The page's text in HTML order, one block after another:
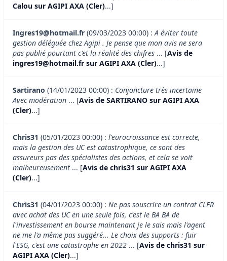
Calou sur AGIPI AXA (Cler)...]
Ingres19@hotmail.fr (09/03/2023 00:00) :A éviter toute
gestion déléguée chez Agipi . Je pense que mon avis ne sera
pas publié pourtant c'et la réalité des chifres ... [Avis de
ingres19@hotmail.fr sur AGIPI AXA (Cler)...]
Sartirano (14/01/2023 00:00) : Conjoncture très incertaine
Avec modération ... [Avis de SARTIRANO sur AGIPI AXA
(Cler)...]
Chris31 (05/01/2023 00:00) : l'eurocroissance est correcte,
mais la gestion des UC est catastrophique, ce sont des
assureurs pas des spécialistes des actions, et cela se voit
malheureusement ... [Avis de chris31 sur AGIPI AXA
(Cler)...]
Chris31 (04/01/2023 00:00) : Ne pas souscrire un contrat CLER
avec achat des UC en une seule fois, c'est le BA BA de
l'investissement en bourse maintenant je le sais mais l'agent
ne me l'a même pas suggéré... Le choix des supports : fuir
l'ESG, c'est une catastrophe en 2022 ... [Avis de chris31 sur
AGIPI AXA (Cler)...]